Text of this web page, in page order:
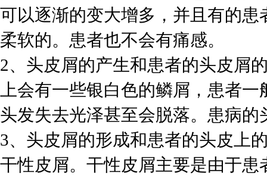
可以逐渐的变大增多，并且有的
柔软的。患者也不会有痛感。
2、头皮屑的产生和患者的头皮屑
上会有一些银白色的鳞屑，患者
头发失去光泽甚至会脱落。患病
3、头皮屑的形成和患者的头皮上
干性皮屑。干性皮屑主要是由于